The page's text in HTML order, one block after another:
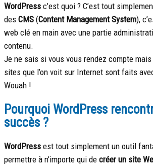
WordPress c’est quoi ? C’est tout
des CMS (Content Management System),
web clé en main avec une partie
contenu.
Je ne sais si vous vous rendez compte mais
sites que l’on voit sur Internet sont faits
Wouah !
Pourquoi WordPress
succès ?
WordPress est tout simplement un outil
permettre à n’importe qui de créer un site